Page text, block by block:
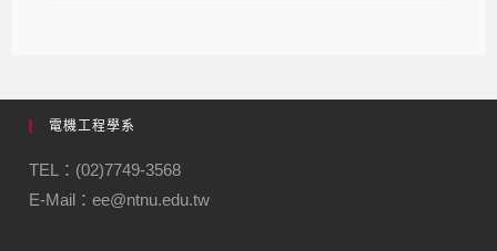
電機工程學系
TEL：(02)7749-3568
E-Mail：ee@ntnu.edu.tw